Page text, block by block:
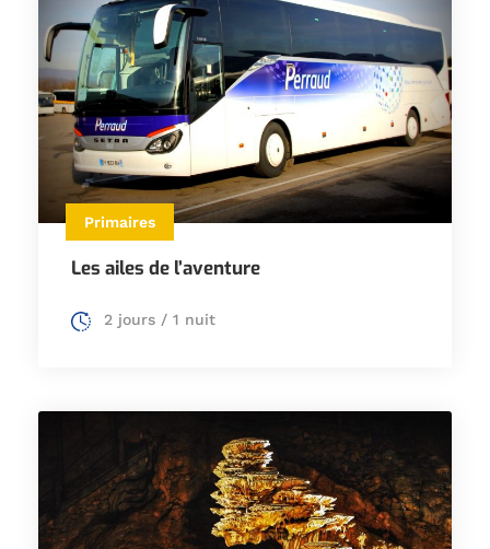
Primaires
Les ailes de l’aventure
2 jours / 1 nuit